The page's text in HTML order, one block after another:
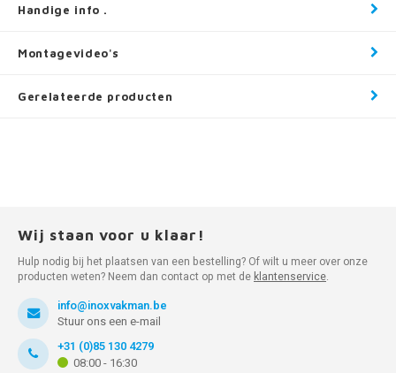
Handige info .
Montagevideo's
Gerelateerde producten
Wij staan voor u klaar!
Hulp nodig bij het plaatsen van een bestelling? Of wilt u meer over onze
producten weten? Neem dan contact op met de klantenservice.
info@inoxvakman.be
Stuur ons een e-mail
+31 (0)85 130 4279
08:00 - 16:30